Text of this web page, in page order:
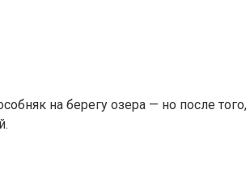
на берегу озера — но после